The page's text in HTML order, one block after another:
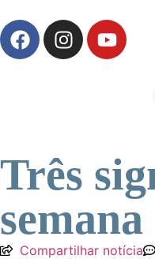
Três
semana
Compartilhar notícia